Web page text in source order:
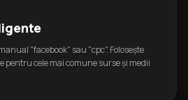
"facebook" sau "cpc". Folosește
pentru cele mai comune surse și medii